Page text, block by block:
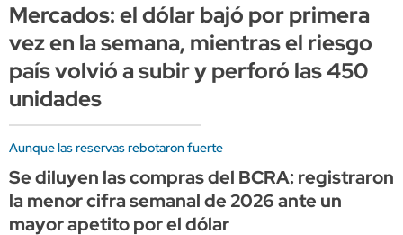
Mercados: el dólar bajó por primera
vez en la semana, mientras el riesgo
país volvió a subir y perforó las 450
unidades
Aunque las reservas rebotaron fuerte
Se diluyen las compras del BCRA: registraron
la menor cifra semanal de 2026 ante un
mayor apetito por el dólar